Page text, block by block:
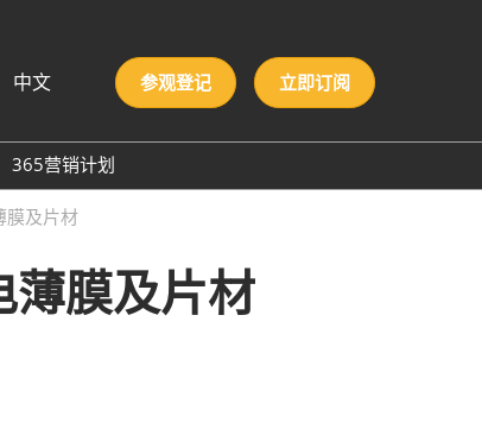
中文
参观登记 立即订阅
剂及化工原料
材料展
365营销计划
膜及片材
膜及片材